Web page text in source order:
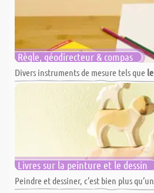
Règle, géodirecteur & compas
Divers instruments de mesure tels que
Livres sur la peinture et le dessin
Peindre et dessiner, c’est bien plus